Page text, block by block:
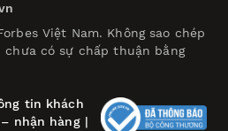
Việt Nam. Không sao chép
có sự chấp thuận bằng
tin khách
nhận hàng|